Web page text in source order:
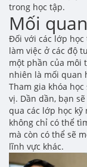
trong học tập.
Mối
Đối với các lớp học
làm việc ở các độ
một phần của môi
nhiên là mối quan
Tham gia khóa
vị. Dần dần, bạn
qua các lớp học kỹ
không chỉ có thể
mà còn có thể sẽ
lĩnh vực khác.